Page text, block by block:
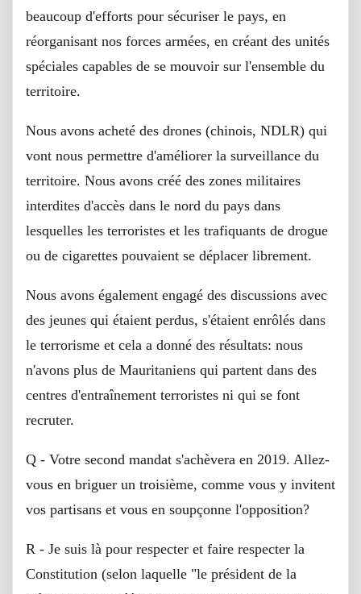
beaucoup d'efforts pour sécuriser le pays, en
réorganisant nos forces armées, en créant des unités
spéciales capables de se mouvoir sur l'ensemble du
territoire.
Nous avons acheté des drones (chinois, NDLR) qui
vont nous permettre d'améliorer la surveillance du
territoire. Nous avons créé des zones militaires
interdites d'accès dans le nord du pays dans
lesquelles les terroristes et les trafiquants de drogue
ou de cigarettes pouvaient se déplacer librement.
Nous avons également engagé des discussions avec
des jeunes qui étaient perdus, s'étaient enrôlés dans
le terrorisme et cela a donné des résultats: nous
n'avons plus de Mauritaniens qui partent dans des
centres d'entraînement terroristes ni qui se font
recruter.
Q - Votre second mandat s'achèvera en 2019. Allez-
vous en briguer un troisième, comme vous y invitent
vos partisans et vous en soupçonne l'opposition?
R - Je suis là pour respecter et faire respecter la
Constitution (selon laquelle "le président de la